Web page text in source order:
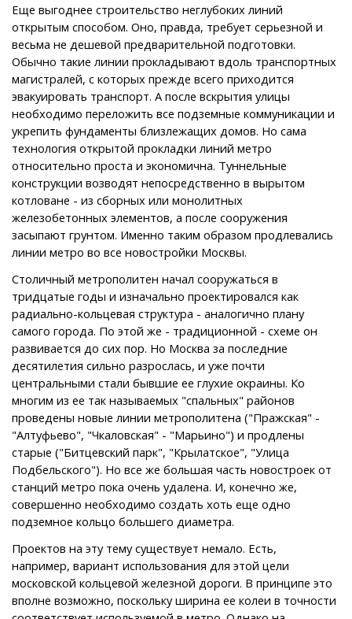
Еще выгоднее строительство неглубоких линий
открытым способом. Оно, правда, требует серьезной и
весьма не дешевой предварительной подготовки.
Обычно такие линии прокладывают вдоль транспортных
магистралей, с которых прежде всего приходится
эвакуировать транспорт. А после вскрытия улицы
необходимо переложить все подземные коммуникации и
укрепить фундаменты близлежащих домов. Но сама
технология открытой прокладки линий метро
относительно проста и экономична. Туннельные
конструкции возводят непосредственно в вырытом
котловане - из сборных или монолитных
железобетонных элементов, а после сооружения
засыпают грунтом. Именно таким образом продлевались
линии метро во все новостройки Москвы.
Столичный метрополитен начал сооружаться в
тридцатые годы и изначально проектировался как
радиально-кольцевая структура - аналогично плану
самого города. По этой же - традиционной - схеме он
развивается до сих пор. Но Москва за последние
десятилетия сильно разрослась, и уже почти
центральными стали бывшие ее глухие окраины. Ко
многим из ее так называемых "спальных" районов
проведены новые линии метрополитена ("Пражская" -
"Алтуфьево", "Чкаловская" - "Марьино") и продлены
старые ("Битцевский парк", "Крылатское", "Улица
Подбельского"). Но все же большая часть новостроек от
станций метро пока очень удалена. И, конечно же,
совершенно необходимо создать хоть еще одно
подземное кольцо большего диаметра.
Проектов на эту тему существует немало. Есть,
например, вариант использования для этой цели
московской кольцевой железной дороги. В принципе это
вполне возможно, поскольку ширина ее колеи в точности